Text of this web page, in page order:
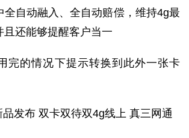
全自动融入、全自动赔偿，维持4g最
且还能够提醒客户当一
完的情况下提示转换到此外一张卡